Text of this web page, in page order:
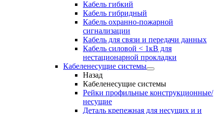
Кабель гибкий
Кабель гибридный
Кабель охранно-пожарной
сигнализации
Кабель для связи и передачи данных
Кабель силовой < 1кВ для
нестационарной прокладки
Кабеленесущие системы
Назад
Кабеленесущие системы
Рейки профильные конструкционные/
несущие
Деталь крепежная для несущих и и